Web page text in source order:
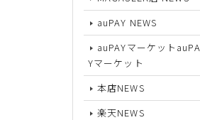
auPAY NEWS
auPAYマーケットauPA
Yマーケット
本店NEWS
楽天NEWS
26.5cm
27cm